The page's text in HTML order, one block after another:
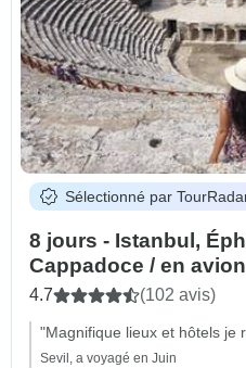
Sélectionné par
8 jours - Istanbul,
Cappadoce / en avion
4.7 (102 avis)
"Magnifique lieux et hôtels je
Sevil, a voyagé en Juin